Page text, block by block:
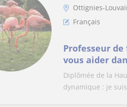
Ottignies-
Français
Professeur
vous aider
Diplômée de la
dynamique : je